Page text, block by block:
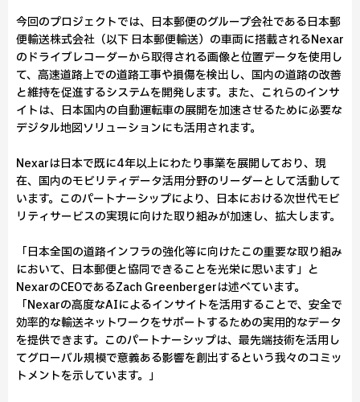
今回のプロジェクトでは、日本郵便のグループ会社である日本郵
便輸送株式会社（以下 日本郵便輸送）の車両に搭載されるNexar
のドライブレコーダーから取得される画像と位置データを使用し
て、高速道路上での道路工事や損傷を検出し、国内の道路の改善
と維持を促進するシステムを開発します。また、これらのインサ
イトは、日本国内の自動運転車の展開を加速させるために必要な
デジタル地図ソリューションにも活用されます。
Nexarは日本で既に4年以上にわたり事業を展開しており、現
在、国内のモビリティデータ活用分野のリーダーとして活動して
います。このパートナーシップにより、日本における次世代モビ
リティサービスの実現に向けた取り組みが加速し、拡大します。
「日本全国の道路インフラの強化等に向けたこの重要な取り組み
において、日本郵便と協同できることを光栄に思います」と
NexarのCEOであるZach Greenbergerは述べています。
「Nexarの高度なAIによるインサイトを活用することで、安全で
効率的な輸送ネットワークをサポートするための実用的なデータ
を提供できます。このパートナーシップは、最先端技術を活用し
てグローバル規模で意義ある影響を創出するという我々のコミッ
トメントを示しています。」